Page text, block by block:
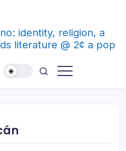
identity, religion, a
literature @ 2¢ a pop